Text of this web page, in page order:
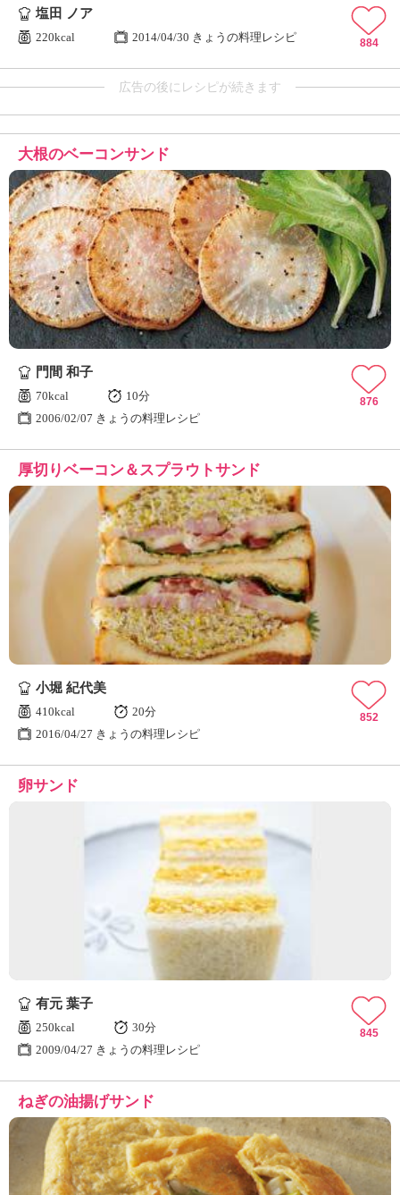
塩田 ノア
220kcal 2014/04/30 きょうの料理レシピ 884
広告の後にレシピが続きます
大根のベーコンサンド
門間 和子
70kcal
10分
2006/02/07 きょうの料理レシピ
876
厚切りベーコン＆スプラウトサンド
小堀 紀代美
410kcal
20分
2016/04/27 きょうの料理レシピ
852
卵サンド
有元 葉子
250kcal
30分
2009/04/27 きょうの料理レシピ
845
ねぎの油揚げサンド